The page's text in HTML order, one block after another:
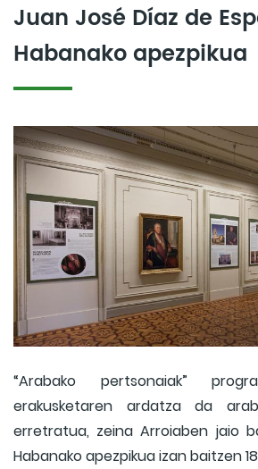
Juan José Díaz de
Habanako apezpikua
“Arabako pertsonaiak”
erakusketaren ardatza da
erretratua, zeina Arroiaben jaio
Habanako apezpikua izan baitzen